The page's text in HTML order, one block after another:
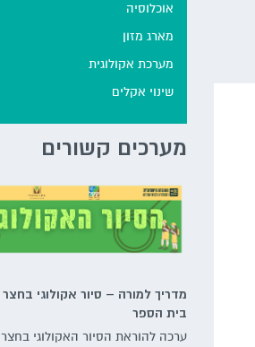
אוכלוסיה
מארג מזון
מערכת אקולוגית
שינוי אקלים
מערכים קשורים
מדריך למורה – סיור אקולוגי בחצר
בית הספר
ערכה להוראת הסיור האקולוגי בחצר